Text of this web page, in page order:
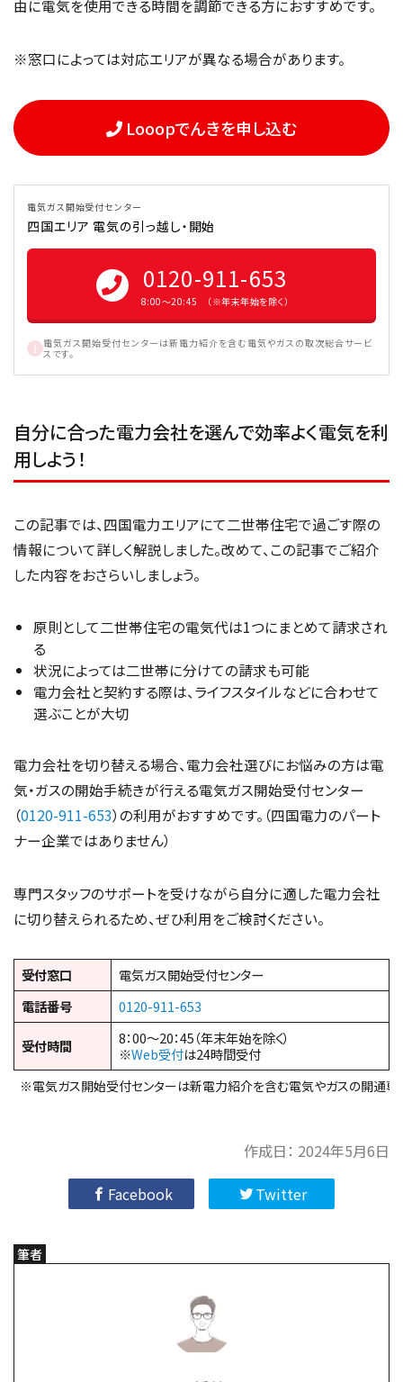
由に電気を使用できる時間を調節できる方におすすめです。
※窓口によっては対応エリアが異なる場合があります。
Looopでんきを申し込む
電気ガス開始受付センター
四国エリア 電気の引っ越し・開始
0120-911-653
8:00〜20:45 （※年末年始を除く）
電気ガス開始受付センターは新電力紹介を含む電気やガスの取次総合サービ
スです。
自分に合った電力会社を選んで効率よく電気を利
用しよう！
この記事では、四国電力エリアにて二世帯住宅で過ごす際の
情報について詳しく解説しました。改めて、この記事でご紹介
した内容をおさらいしましょう。
原則として二世帯住宅の電気代は1つにまとめて請求され
る
状況によっては二世帯に分けての請求も可能
電力会社と契約する際は、ライフスタイルなどに合わせて
選ぶことが大切
電力会社を切り替える場合、電力会社選びにお悩みの方は電
気・ガスの開始手続きが行える電気ガス開始受付センター
（0120-911-653）の利用がおすすめです。（四国電力のパート
ナー企業ではありません）
専門スタッフのサポートを受けながら自分に適した電力会社
に切り替えられるため、ぜひ利用をご検討ください。
受付窓口
電気ガス開始受付センター
電話番号
0120-911-653
受付時間
8：00～20：45（年末年始を除く）
※Web受付は24時間受付
※電気ガス開始受付センターは新電力紹介を含む電気やガスの開通専
作成日： 2024年5月6日
Facebook
Twitter
筆者